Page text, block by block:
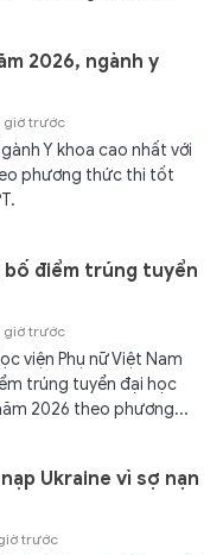
2026, ngành y
giờ trước
Y khoa cao nhất với
phương thức thi tốt
bố điểm trúng tuyển
giờ trước
viện Phụ nữ Việt Nam
trúng tuyển đại học
2026 theo phương...
Ukraine vì sợ nạn
trước